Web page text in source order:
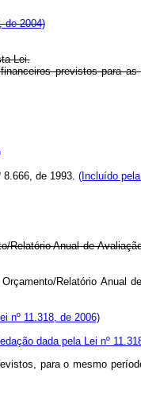
de 2004)
Lei.
previstos para
de 1993. (Incluído
Anual de
Relatório Anual
nº 11.318, de 2006)
dada pela Lei nº
para o mesmo